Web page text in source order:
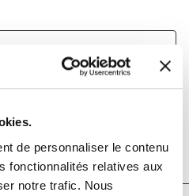
de personnaliser le contenu
fonctionnalités relatives aux
notre trafic. Nous